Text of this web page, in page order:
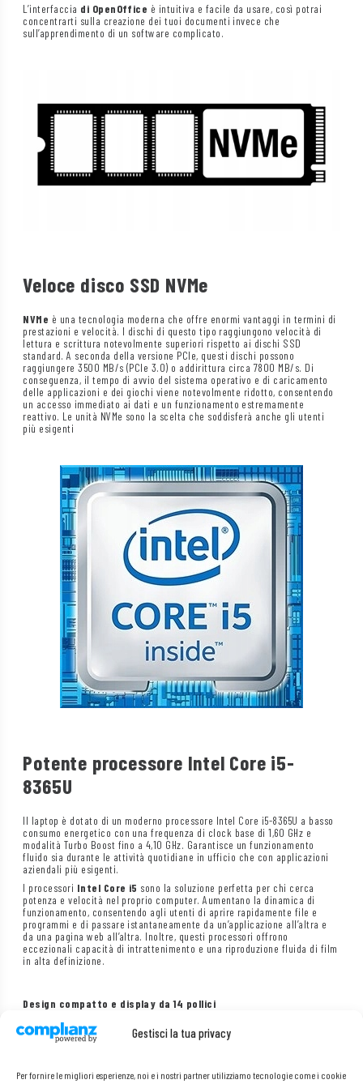
Gestisci la tua privacy
Per fornire le migliori esperienze, noi e i nostri partner utilizziamo tecnologie come i cookie
L’interfaccia di OpenOffice è intuitiva e facile da usare, così potrai
concentrarti sulla creazione dei tuoi documenti invece che
sull’apprendimento di un software complicato.
Veloce disco SSD NVMe
NVMe è una tecnologia moderna che offre enormi vantaggi in termini di
prestazioni e velocità. I dischi di questo tipo raggiungono velocità di
lettura e scrittura notevolmente superiori rispetto ai dischi SSD
standard. A seconda della versione PCIe, questi dischi possono
raggiungere 3500 MB/s (PCIe 3.0) o addirittura circa 7800 MB/s. Di
conseguenza, il tempo di avvio del sistema operativo e di caricamento
delle applicazioni e dei giochi viene notevolmente ridotto, consentendo
un accesso immediato ai dati e un funzionamento estremamente
reattivo. Le unità NVMe sono la scelta che soddisferà anche gli utenti
più esigenti
Potente processore Intel Core i5-
8365U
Il laptop è dotato di un moderno processore Intel Core i5-8365U a basso
consumo energetico con una frequenza di clock base di 1,60 GHz e
modalità Turbo Boost fino a 4,10 GHz. Garantisce un funzionamento
fluido sia durante le attività quotidiane in ufficio che con applicazioni
aziendali più esigenti.
I processori Intel Core i5 sono la soluzione perfetta per chi cerca
potenza e velocità nel proprio computer. Aumentano la dinamica di
funzionamento, consentendo agli utenti di aprire rapidamente file e
programmi e di passare istantaneamente da un’applicazione all’altra e
da una pagina web all’altra. Inoltre, questi processori offrono
eccezionali capacità di intrattenimento e una riproduzione fluida di film
in alta definizione.
Design compatto e display da 14 pollici
Il modello T490 è la scelta perfetta per chi apprezza la mobilità. Il case
più sottile rispetto alle generazioni precedenti e lo schermo da 14 pollici
offrono la combinazione perfetta tra comodità di lavoro e facilità di
garantiscono durata e un aspetto elegante.